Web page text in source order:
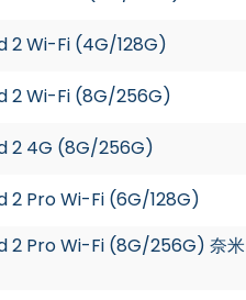
2 Wi-Fi (4G/128G)
2 Wi-Fi (8G/256G)
2 4G (8G/256G)
2 Pro Wi-Fi (6G/128G)
2 Pro Wi-Fi (8G/256G) 奈米